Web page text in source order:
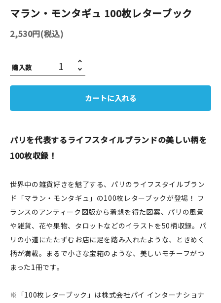
本
台湾グッズ
おすすめ特集
読みもの
イベント・ワークショップ
ギャラリー
マラン・モンタギュ 100枚レターブック
2,530円(税込)
購入数
カートに入れる
パリを代表するライフスタイルブランドの美しい柄を
100枚収録！
世界中の雑貨好きを魅了する、パリのライフスタイルブラン
ド「マラン・モンタギュ」の100枚レターブックが登場！ フ
ランスのアンティーク図版から着想を得た図案、パリの風景
や雑貨、花や果物、タロットなどのイラストを50柄収録。パ
リの小道にたたずむお店に足を踏み入れたような、ときめく
柄が満載。まるで小さな宝箱のような、美しいモチーフがつ
まった1冊です。
※「100枚レターブック」は株式会社パイ インターナショナ